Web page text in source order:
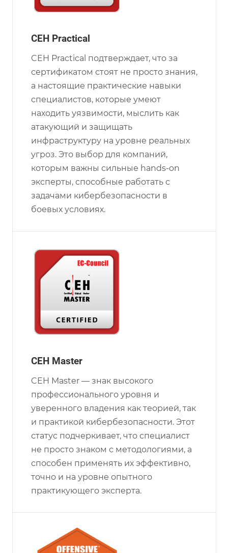
CEH Practical
CEH Practical подтверждает, что за
сертификатом стоят не просто знания,
а настоящие практические навыки
специалистов, которые умеют
находить уязвимости, мыслить как
атакующий и защищать
инфраструктуру на уровне реальных
угроз. Это выбор для компаний,
которым важны сильные hands-on
эксперты, способные работать с
задачами кибербезопасности в
боевых условиях.
CEH Master
CEH Master — знак высокого
профессионального уровня и
уверенного владения как теорией, так
и практикой кибербезопасности. Этот
статус подчеркивает, что специалист
не просто знаком с методологиями, а
способен применять их эффективно,
точно и на уровне опытного
практикующего эксперта.